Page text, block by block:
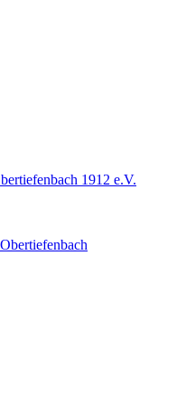
1912 e.V.